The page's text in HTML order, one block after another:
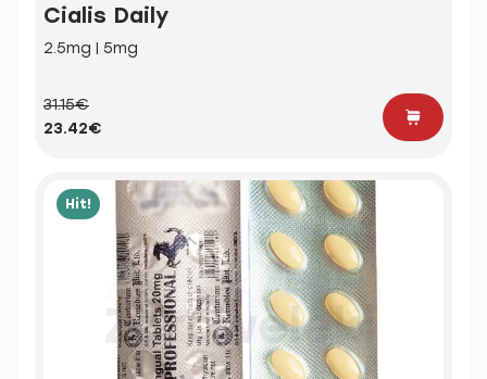
Cialis Daily
2.5mg | 5mg
31.15€
23.42€
Hit!